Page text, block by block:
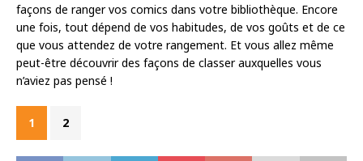
façons de ranger vos comics dans votre bibliothèque. Encore
une fois, tout dépend de vos habitudes, de vos goûts et de ce
que vous attendez de votre rangement. Et vous allez même
peut-être découvrir des façons de classer auxquelles vous
n’aviez pas pensé !
1 2